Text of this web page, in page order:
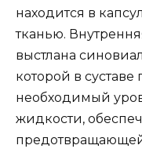
находится в
тканью.
выстлана
которой в
необходимый
жидкости,